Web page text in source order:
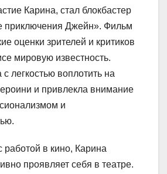
Карина, стал блокбастер
приключения Джейн». Фильм
оценки зрителей и критиков
мировую известность.
легкостью воплотить на
и привлекла внимание
и
работой в кино, Карина
проявляет себя в театре.